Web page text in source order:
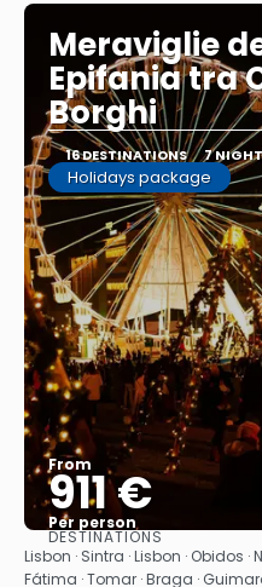
Meraviglie
Epifania tra
Borghi
16 DESTINATIONS 7
Holidays package
From
911 €
Per person
DESTINATIONS
Lisbon · Sintra · Lisbon · Obidos
Fátima · Tomar · Braga ·